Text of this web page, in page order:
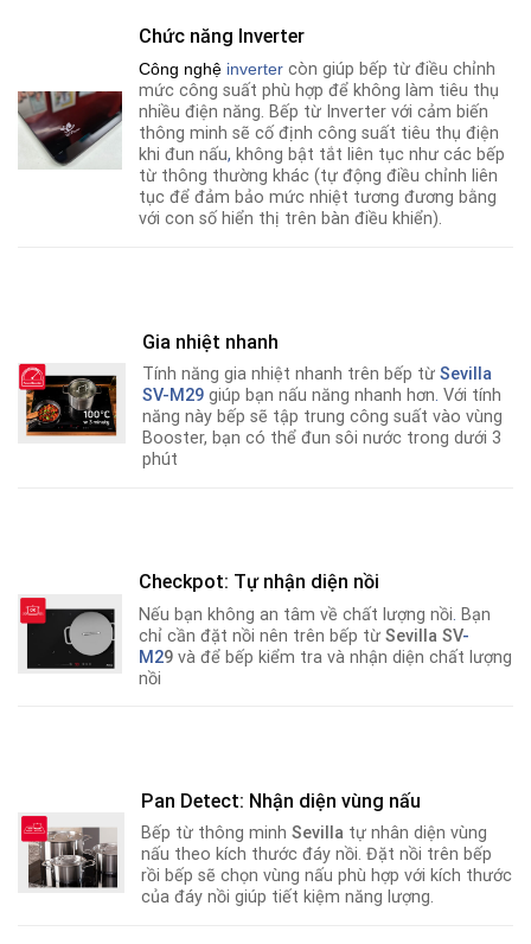
Chức năng Inverter
Công nghệ inverter còn giúp bếp từ điều chỉnh
mức công suất phù hợp để không làm tiêu thụ
nhiều điện năng. Bếp từ Inverter với cảm biến
thông minh sẽ cố định công suất tiêu thụ điện
khi đun nấu, không bật tắt liên tục như các bếp
từ thông thường khác (tự động điều chỉnh liên
tục để đảm bảo mức nhiệt tương đương bằng
với con số hiển thị trên bàn điều khiển).
Gia nhiệt nhanh
Tính năng gia nhiệt nhanh trên bếp từSevilla
SV-M29 giúp bạn nấu năng nhanh hơn. Với tính
năng này bếp sẽ tập trung công suất vào vùng
Booster, bạn có thể đun sôi nước trong dưới 3
phút
Checkpot: Tự nhận diện nồi
Nếu bạn không an tâm về chất lượng nồi. Bạn
chỉ cần đặt nồi nên trên bếp từSevilla SV-
M29 và để bếp kiểm tra và nhận diện chất lượng
nồi
Pan Detect: Nhận diện vùng nấu
Bếp từ thông minhSevilla tự nhân diện vùng
nấu theo kích thước đáy nồi. Đặt nồi trên bếp
rồi bếp sẽ chọn vùng nấu phù hợp với kích thước
của đáy nồi giúp tiết kiệm năng lượng.